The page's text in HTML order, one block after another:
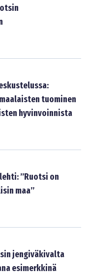
tuominen
hyvinvoinnista
”Ruotsi on
maa”
jengiväkivalta
esimerkkinä